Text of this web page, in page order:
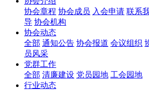
协会章程 协会成员 入会申请 联系
导 协会机构
协会动态
全部 通知公告 协会报道 会议组织
员风采
党群工作
全部 清廉建设 党员园地 工会园地
行业动态